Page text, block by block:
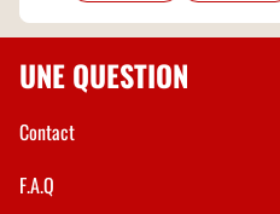
UNE QUESTION
Contact
F.A.Q